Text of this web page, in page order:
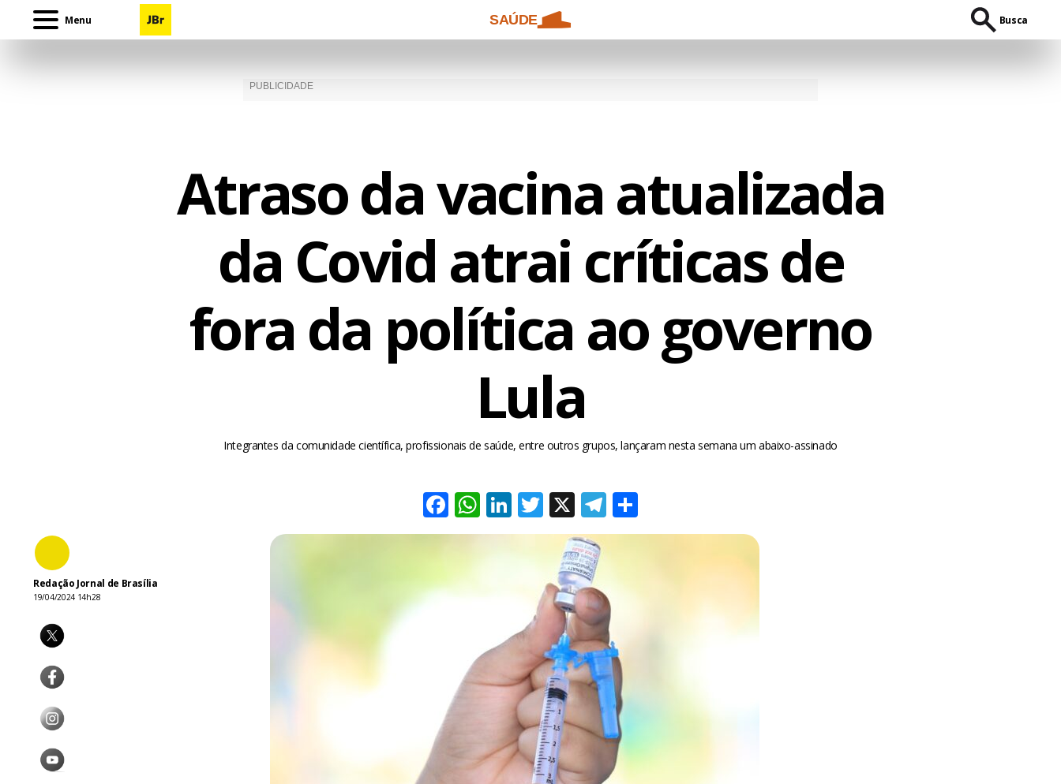
Menu SAÚDE Busca
Atraso da vacina atualizada
da Covid atrai críticas de
fora da política ao governo
Lula
Integrantes da comunidade científica, profissionais de saúde, entre outros grupos, lançaram nesta semana um abaixo-assinado
Facebook
WhatsApp
LinkedIn
Twitter
X Telegram
Redação Jornal de Brasília
19/04/2024 14h28